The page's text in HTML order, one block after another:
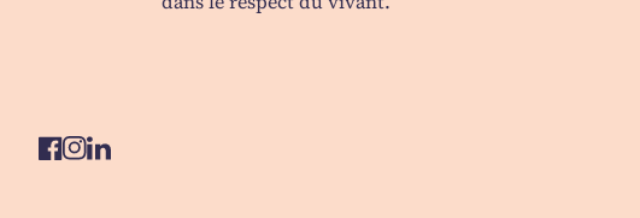
Facebook
(le lien s'ouvre dans un nouvel onglet/fenêtre)
Instagram
(le lien s'ouvre dans un nouvel onglet/fenêtre)
LinkedIn
(le lien s'ouvre dans un nouvel onglet/fenêtre)